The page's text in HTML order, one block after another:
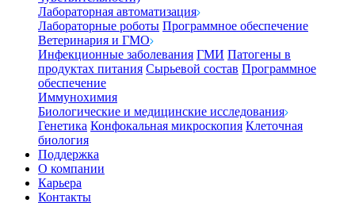
Лабораторная автоматизация
Лабораторные роботы Программное обеспечение
Ветеринария и ГМО
Инфекционные заболевания ГМИ Патогены в
продуктах питания Сырьевой состав Программное
обеспечение
Иммунохимия
Биологические и медицинские исследования
Генетика Конфокальная микроскопия Клеточная
биология
Поддержка
О компании
Карьера
Контакты